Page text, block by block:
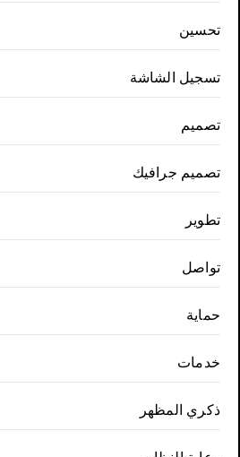
تحسين
تسجيل الشاشة
تصميم
تصميم جرافيك
تطوير
تواصل
حماية
خدمات
ذكري المظهر